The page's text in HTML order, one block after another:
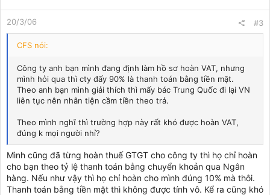
20/3/06 #3
CFS nói:
Công ty anh bạn mình đang định làm hồ sơ hoàn VAT, nhưng
mình hỏi qua thì cty đấy 90% là thanh toán bằng tiền mặt.
Theo anh bạn mình giải thích thì mấy bác Trung Quốc đi lại VN
liên tục nên nhân tiện cầm tiền theo trả.
Theo mình nghĩ thì trường hợp này rất khó được hoàn VAT,
đúng k mọi người nhỉ?
Mình cũng đã từng hoàn thuế GTGT cho công ty thì họ chỉ hoàn
cho bạn theo tỷ lệ thanh toán bằng chuyển khoản qua Ngân
hàng. Nếu như vậy thì họ chỉ hoàn cho mình đúng 10% mà thôi.
Thanh toán bằng tiền mặt thì không được tính vô. Kể ra cũng khó